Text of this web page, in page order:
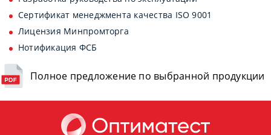
Сертификат менеджмента качества ISO 9001
Лицензия Минпромторга
Нотификация ФСБ
Полное предложение по выбранной продукции